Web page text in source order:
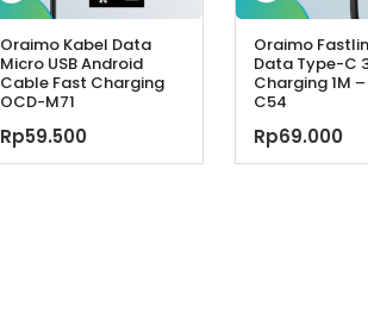
Oraimo Kabel Data
Micro USB Android
Cable Fast Charging
OCD-M71
Rp59.500
Oraimo
Data Type-C
Charging 1M
C54
Rp69.000